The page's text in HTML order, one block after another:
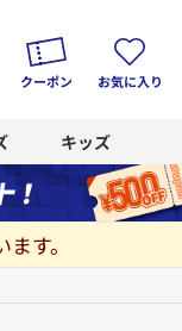
クーポン お気に入り
キッズ
す。